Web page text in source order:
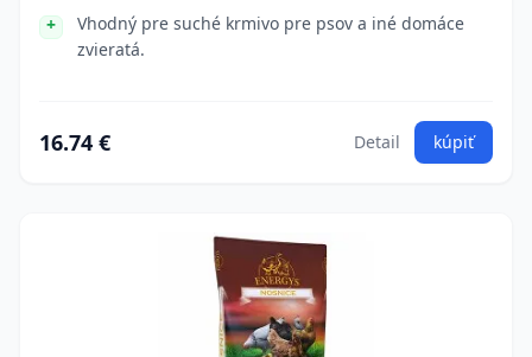
Vhodný pre suché krmivo pre psov a iné domáce
zvieratá.
16.74 € Detail kúpiť